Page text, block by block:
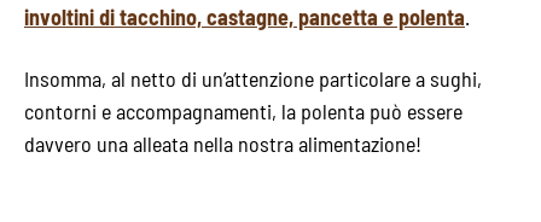
involtini di tacchino, castagne, pancetta e polenta.
Insomma, al netto di un’attenzione particolare a sughi,
contorni e accompagnamenti, la polenta può essere
davvero una alleata nella nostra alimentazione!